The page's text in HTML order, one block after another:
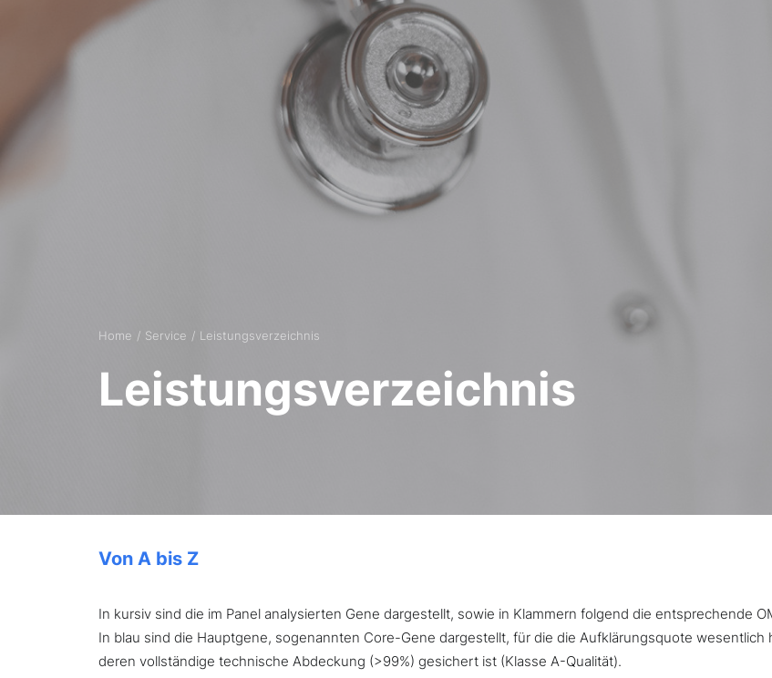
Home Service Leistungsverzeichnis
Leistungsverzeichnis
Von A bis Z
In kursiv sind die im Panel analysierten Gene dargestellt, sowie in Klammern folgend die entsprechende
In blau sind die Hauptgene, sogenannten Core-Gene dargestellt, für die die Aufklärungsquote
deren vollständige technische Abdeckung (>99%) gesichert ist (Klasse A-Qualität).